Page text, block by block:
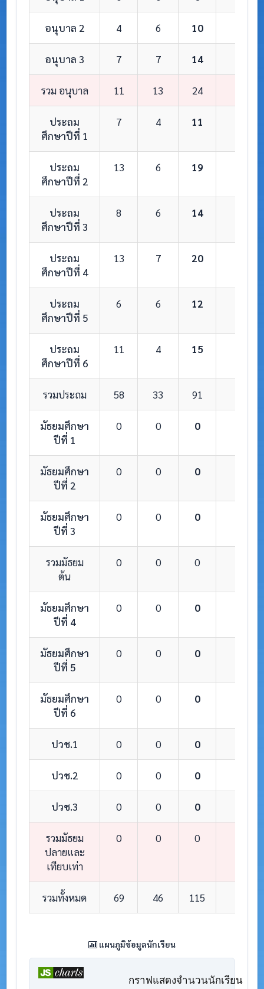
อนุบาล 2 4 6 10
อนุบาล 3 7 7 14
รวม อนุบาล 11 13 24
ประถม
ศึกษาปีที่ 1
7 4 11
ประถม
ศึกษาปีที่ 2
13 6 19
ประถม
ศึกษาปีที่ 3
8 6 14
ประถม
ศึกษาปีที่ 4
13 7 20
ประถม
ศึกษาปีที่ 5
6 6 12
ประถม
ศึกษาปีที่ 6
11 4 15
รวมประถม 58 33 91
มัธยมศึกษา
ปีที่ 1
0 0 0
มัธยมศึกษา
ปีที่ 2
0 0 0
มัธยมศึกษา
ปีที่ 3
0 0 0
รวมมัธยม
ต้น
0 0 0
มัธยมศึกษา
ปีที่ 4
0 0 0
มัธยมศึกษา
ปีที่ 5
0 0 0
มัธยมศึกษา
ปีที่ 6
0 0 0
ปวช.1 0 0 0
ปวช.2 0 0 0
ปวช.3 0 0 0
รวมมัธยม
ปลายและ
เทียบเท่า
0 0 0
รวมทั้งหมด 69 46 115
แผนภูมิข้อมูลนักเรียน